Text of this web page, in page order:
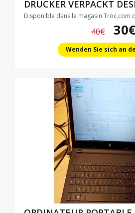
DRUCKER VERPACKT
Disponible dans le magasin Troc.com
40€
Wenden Sie sich an